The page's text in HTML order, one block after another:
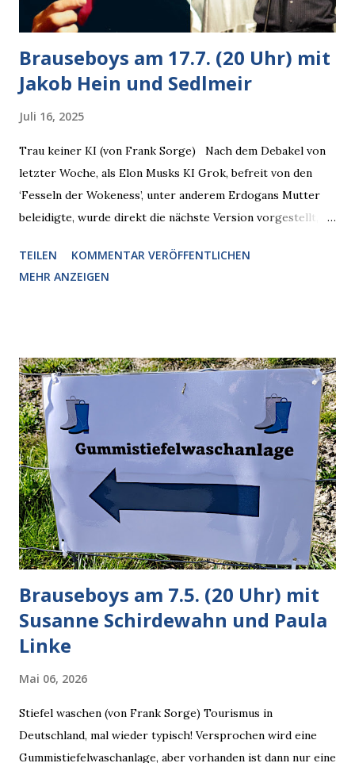
Brauseboys am 17.7. (20 Uhr) mit
Jakob Hein und Sedlmeir
Juli 16, 2025
Trau keiner KI (von Frank Sorge) Nach dem Debakel von
letzter Woche, als Elon Musks KI Grok, befreit von den
‘Fesseln der Wokeness’, unter anderem Erdogans Mutter
beleidigte, wurde direkt die nächste Version vorgestellt,
radikalisierte, weil sie ohnehin kurz vor dem Austausch
stand. Das ist sogar recht logisch, aber nicht, um den
unauffälliger machen muss, damit die KI rechtslastig
argumentiert. So wird jetzt berichtet, dass der neue Grok
bei diversen Anfragen zu kontroversen Themen auf dem
Weg zu einer Antwort erst einmal Elons eigene Sicht der
Dinge auf Twitter abfragen und entscheidend relevant
verarbeiten muss. Das ist lächerlich und gefährlich
zugleich. Denn eine Information fehlt noch, Grok soll
künftig in den US-amerikanischen Behörden mitarbeiten,
zuvord...
TEILEN
KOMMENTAR VERÖFFENTLICHEN
MEHR ANZEIGEN
Brauseboys am 7.5. (20 Uhr) mit
Susanne Schirdewahn und Paula
Linke
Mai 06, 2026
Stiefel waschen (von Frank Sorge) Tourismus in
Deutschland, mal wieder typisch! Versprochen wird eine
Gummistiefelwaschanlage, aber vorhanden ist dann nur eine